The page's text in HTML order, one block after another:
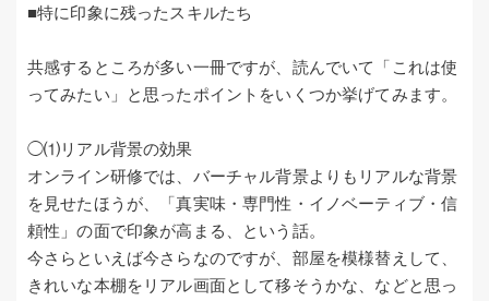
■特に印象に残ったスキルたち
共感するところが多い一冊ですが、読んでいて「これは使
ってみたい」と思ったポイントをいくつか挙げてみます。
◯⑴リアル背景の効果
オンライン研修では、バーチャル背景よりもリアルな背景
を見せたほうが、「真実味・専門性・イノベーティブ・信
頼性」の面で印象が高まる、という話。
今さらといえば今さらなのですが、部屋を模様替えして、
きれいな本棚をリアル画面として移そうかな、などと思っ